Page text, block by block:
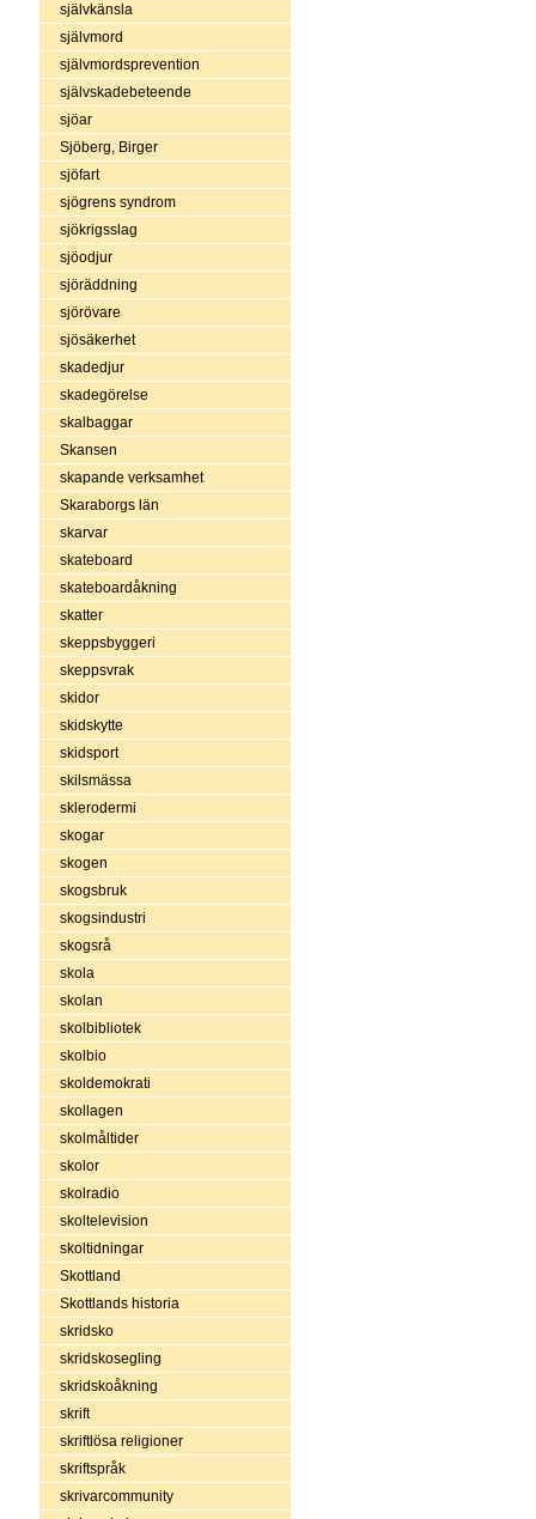
självkänsla
självmord
självmordsprevention
självskadebeteende
sjöar
Sjöberg, Birger
sjöfart
sjögrens syndrom
sjökrigsslag
sjöodjur
sjöräddning
sjörövare
sjösäkerhet
skadedjur
skadegörelse
skalbaggar
Skansen
skapande verksamhet
Skaraborgs län
skarvar
skateboard
skateboardåkning
skatter
skeppsbyggeri
skeppsvrak
skidor
skidskytte
skidsport
skilsmässa
sklerodermi
skogar
skogen
skogsbruk
skogsindustri
skogsrå
skola
skolan
skolbibliotek
skolbio
skoldemokrati
skollagen
skolmåltider
skolor
skolradio
skoltelevision
skoltidningar
Skottland
Skottlands historia
skridsko
skridskosegling
skridskoåkning
skrift
skriftlösa religioner
skriftspråk
skrivarcommunity